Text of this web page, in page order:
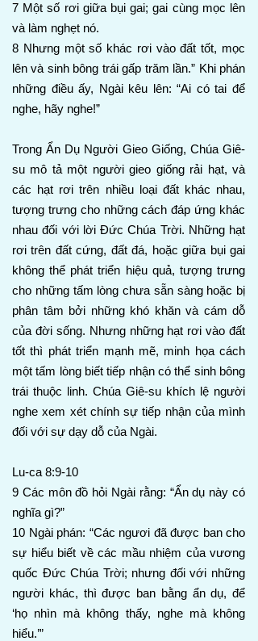
7 Một số rơi giữa bụi gai; gai cùng mọc lên
và làm nghẹt nó.
8 Nhưng một số khác rơi vào đất tốt, mọc
lên và sinh bông trái gấp trăm lần.” Khi phán
những điều ấy, Ngài kêu lên: “Ai có tai để
nghe, hãy nghe!”
Trong Ẩn Dụ Người Gieo Giống, Chúa Giê-
su mô tả một người gieo giống rải hạt, và
các hạt rơi trên nhiều loại đất khác nhau,
tượng trưng cho những cách đáp ứng khác
nhau đối với lời Đức Chúa Trời. Những hạt
rơi trên đất cứng, đất đá, hoặc giữa bụi gai
không thể phát triển hiệu quả, tượng trưng
cho những tấm lòng chưa sẵn sàng hoặc bị
phân tâm bởi những khó khăn và cám dỗ
của đời sống. Nhưng những hạt rơi vào đất
tốt thì phát triển mạnh mẽ, minh họa cách
một tấm lòng biết tiếp nhận có thể sinh bông
trái thuộc linh. Chúa Giê-su khích lệ người
nghe xem xét chính sự tiếp nhận của mình
đối với sự dạy dỗ của Ngài.
Lu-ca 8:9-10
9 Các môn đồ hỏi Ngài rằng: “Ẩn dụ này có
nghĩa gì?”
10 Ngài phán: “Các ngươi đã được ban cho
sự hiểu biết về các mầu nhiệm của vương
quốc Đức Chúa Trời; nhưng đối với những
người khác, thì được ban bằng ẩn dụ, để
‘họ nhìn mà không thấy, nghe mà không
hiểu.’”